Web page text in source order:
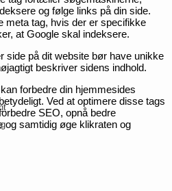
og følge links på din side.
meta tag, hvis der er specifikke
at Google skal indeksere.
side på dit website bør have unikke
beskriver sidens indhold.
forbedre din hjemmesides
Ved at optimere disse tags
SEO, opnå bedre
og samtidig øge klikraten og